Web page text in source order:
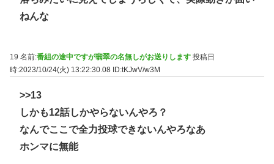
ねんな
19 名前:番組の途中ですが翡翠の名無しがお送りします 投稿日
時:2023/10/24(火) 13:22:30.08 ID:tKJwV/w3M
>>13
しかも12話しかやらないんやろ？
なんでここで全力投球できないんやろなあ
ホンマに無能